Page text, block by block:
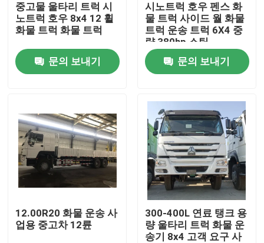
우리에 대하여
공장 여행
연락주세요
인용문을 요구하세요
중고물 울타리 트럭 시
노트럭 호우 8x4 12 휠
화물 트럭 화물 트럭
문의 보내기
시노트럭 호우 펜스 화
물 트럭 사이드 월 화물
트럭 운송 트럭 6X4 중
량 380hp 스틱
문의 보내기
12.00R20 화물 운송 사
업용 중고차 12륜
300-400L 연료 탱크 용
량 울타리 트럭 화물 운
송기 8x4 고객 요구 사